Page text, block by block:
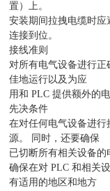
置）上。
安装期间拉拽电缆时
连接到位。
接线准则
对所有电气设备进行
佳地运行以及为应
用和 PLC 提供额外的
先决条件
在对任何电气设备进
源。 同时，还要确保
已切断所有相关设备的
确保在对 PLC 和相关
有适用的地区和地方